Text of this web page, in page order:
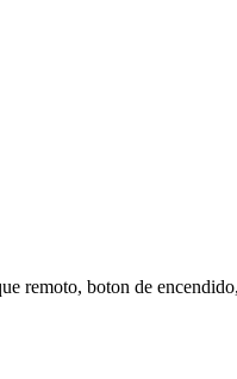
remoto, boton de